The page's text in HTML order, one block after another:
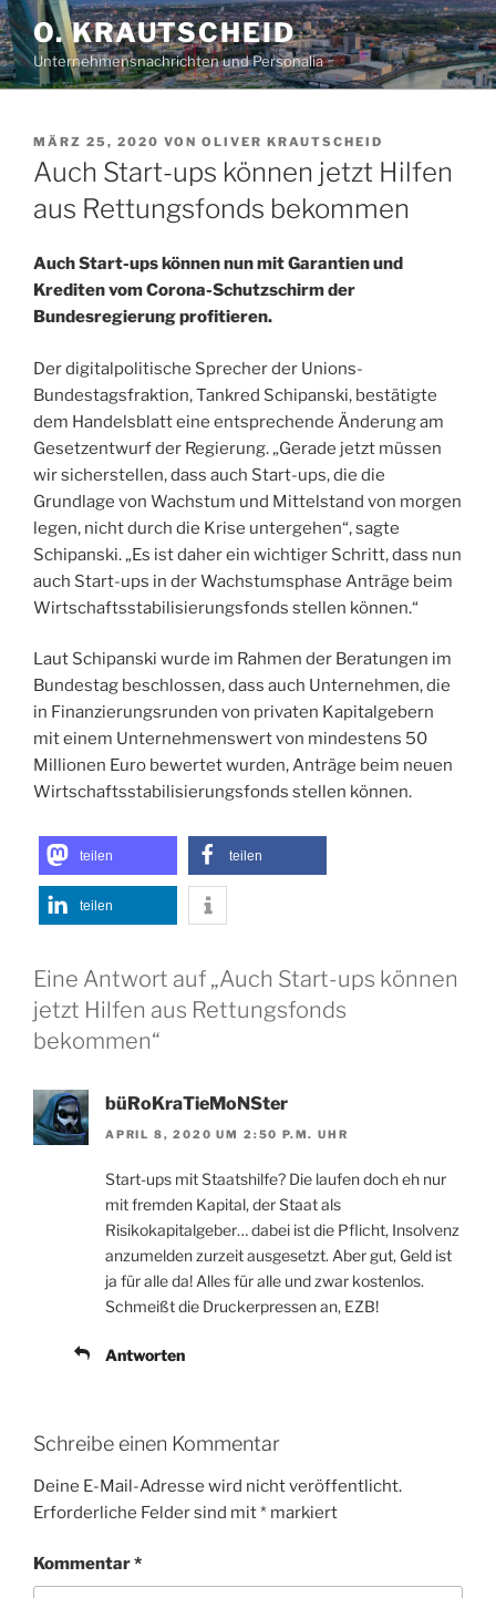
Zum
Inhalt
springen
O. KRAUTSCHEID
Unternehmensnachrichten und Personalia
VERÖFFENTLICHT
AM
MÄRZ 25, 2020 VON OLIVER KRAUTSCHEID
Auch Start-ups können jetzt Hilfen
aus Rettungsfonds bekommen
Auch Start-ups können nun mit Garantien und
Krediten vom Corona-Schutzschirm der
Bundesregierung profitieren.
Der digitalpolitische Sprecher der Unions-
Bundestagsfraktion, Tankred Schipanski, bestätigte
dem Handelsblatt eine entsprechende Änderung am
Gesetzentwurf der Regierung. „Gerade jetzt müssen
wir sicherstellen, dass auch Start-ups, die die
Grundlage von Wachstum und Mittelstand von morgen
legen, nicht durch die Krise untergehen“, sagte
Schipanski. „Es ist daher ein wichtiger Schritt, dass nun
auch Start-ups in der Wachstumsphase Anträge beim
Wirtschaftsstabilisierungsfonds stellen können.“
Laut Schipanski wurde im Rahmen der Beratungen im
Bundestag beschlossen, dass auch Unternehmen, die
in Finanzierungsrunden von privaten Kapitalgebern
mit einem Unternehmenswert von mindestens 50
Millionen Euro bewertet wurden, Anträge beim neuen
Wirtschaftsstabilisierungsfonds stellen können.
teilen teilen
teilen
Eine Antwort auf „Auch Start-ups können
jetzt Hilfen aus Rettungsfonds
bekommen“
büRoKraTieMoNSter
APRIL 8, 2020 UM 2:50 P.M. UHR
Start-ups mit Staatshilfe? Die laufen doch eh nur
mit fremden Kapital, der Staat als
Risikokapitalgeber… dabei ist die Pflicht, Insolvenz
anzumelden zurzeit ausgesetzt. Aber gut, Geld ist
ja für alle da! Alles für alle und zwar kostenlos.
Schmeißt die Druckerpressen an, EZB!
Antworten
Schreibe einen Kommentar
Deine E-Mail-Adresse wird nicht veröffentlicht.
Erforderliche Felder sind mit* markiert
Kommentar*